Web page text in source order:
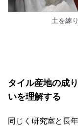
土を練
タイル産地の成
いを理解する
同じく研究室と長